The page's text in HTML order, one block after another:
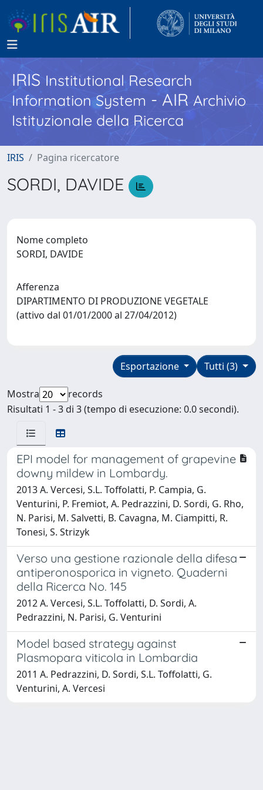
IRISInstitutional Research
Information System - AIR Archivio
Istituzionale della Ricerca
IRIS Pagina ricercatore
SORDI, DAVIDE
Nome completo
SORDI, DAVIDE
Afferenza
DIPARTIMENTO DI PRODUZIONE VEGETALE
(attivo dal 01/01/2000 al 27/04/2012)
Tutti (3)
Esportazione
Mostra
records
Risultati 1 - 3 di 3 (tempo di esecuzione: 0.0 secondi).
EPI model for management of grapevine
downy mildew in Lombardy.
2013 A. Vercesi, S.L. Toffolatti, P. Campia, G.
Venturini, P. Fremiot, A. Pedrazzini, D. Sordi, G. Rho,
N. Parisi, M. Salvetti, B. Cavagna, M. Ciampitti, R.
Tonesi, S. Strizyk
Verso una gestione razionale della difesa
antiperonosporica in vigneto. Quaderni
della Ricerca No. 145
2012 A. Vercesi, S.L. Toffolatti, D. Sordi, A.
Pedrazzini, N. Parisi, G. Venturini
Model based strategy against
Plasmopara viticola in Lombardia
2011 A. Pedrazzini, D. Sordi, S.L. Toffolatti, G.
Venturini, A. Vercesi